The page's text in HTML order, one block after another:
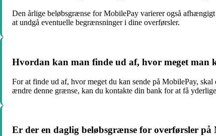
Den årlige beløbsgrænse for MobilePay varierer også
at undgå eventuelle begrænsninger i dine overførsler.
Hvordan kan man finde ud af, hvor meget man
For at finde ud af, hvor meget du kan sende på MobilePay,
ændre denne grænse, kan du kontakte din bank for at få
Er der en daglig beløbsgrænse for overførsler på